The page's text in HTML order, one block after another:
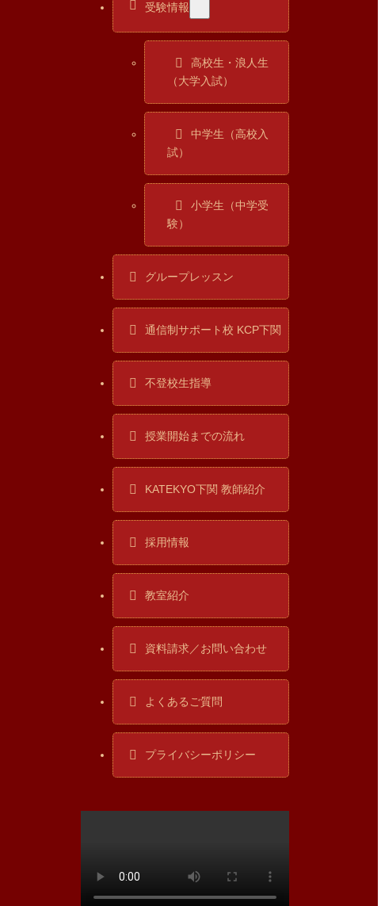
受験情報
高校生・浪人生
（大学入試）
中学生（高校入
試）
小学生（中学受
験）
グループレッスン
通信制サポート校 KCP下関
不登校生指導
授業開始までの流れ
KATEKYO下関 教師紹介
採用情報
教室紹介
資料請求／お問い合わせ
よくあるご質問
プライバシーポリシー